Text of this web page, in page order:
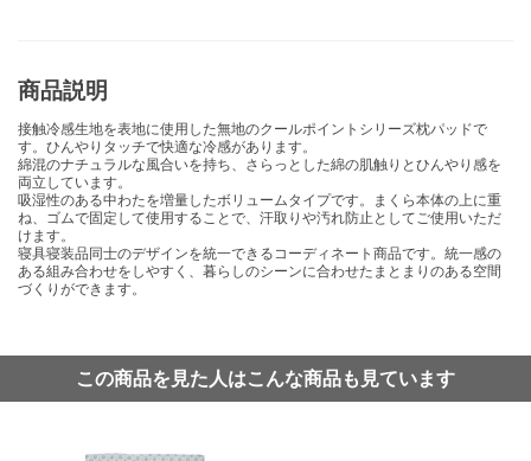
商品説明
接触冷感生地を表地に使用した無地のクールポイントシリーズ枕パッドで
す。ひんやりタッチで快適な冷感があります。
綿混のナチュラルな風合いを持ち、さらっとした綿の肌触りとひんやり感を
両立しています。
吸湿性のある中わたを増量したボリュームタイプです。まくら本体の上に重
ね、ゴムで固定して使用することで、汗取りや汚れ防止としてご使用いただ
けます。
寝具寝装品同士のデザインを統一できるコーディネート商品です。統一感の
ある組み合わせをしやすく、暮らしのシーンに合わせたまとまりのある空間
づくりができます。
この商品を見た人はこんな商品も見ています